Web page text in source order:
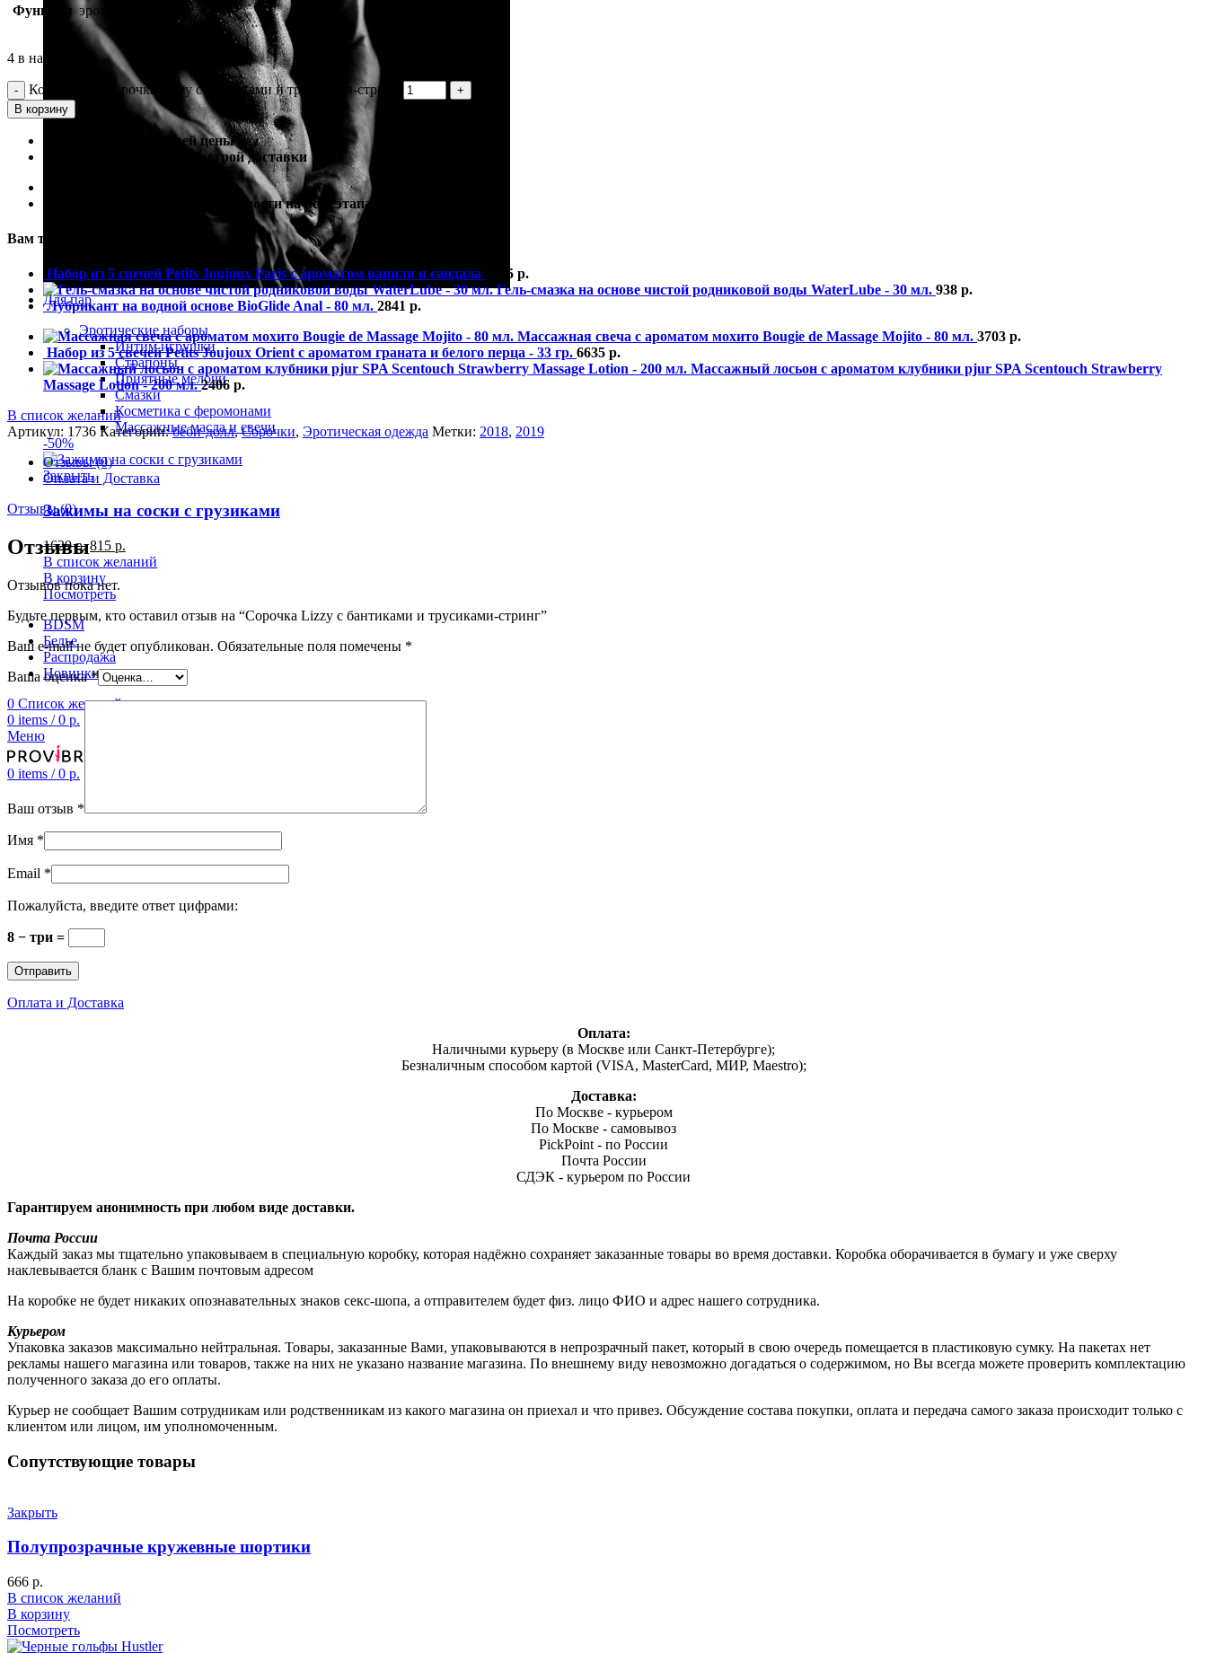
Для пар
Эротические наборы
Интим игрушки
Страпоны
Приятные мелочи
Смазки
Косметика с феромонами
Массажные масла и свечи
-50%
Закрыть
Зажимы на соски с грузиками
1629р. 815 р.
В список желаний
В корзину
Посмотреть
BDSM
Белье
Распродажа
Новинки
0 Список желаний
0 items / 0 р.
Меню
0 items / 0 р.
Функция эротичная одежда
4 в наличии
Количество Сорочка Lizzy с бантиками и трусиками-стринг
В корзину
100% гарантия лучшей цены
100% гарантия самой быстрой доставки
100% гарантия полной анонимности на всех этапах
Вам также могут понадобиться
Набор из 5 свечей Petits Joujoux Paris с ароматом ванили и сандала 6635 р.
Гель-смазка на основе чистой родниковой воды WaterLube - 30 мл. 938 р.
Лубрикант на водной основе BioGlide Anal - 80 мл. 2841 р.
Массажная свеча с ароматом мохито Bougie de Massage Mojito - 80 мл. 3703 р.
Набор из 5 свечей Petits Joujoux Orient с ароматом граната и белого перца - 33 гр. 6635 р.
Массажный лосьон с ароматом клубники pjur SPA Scentouch Strawberry
Massage Lotion - 200 мл.2406 р.
В список желаний
Артикул: 1736 Категории:беби-долл, Сорочки, Эротическая одежда Метки: 2018, 2019
Отзывы (0)
Оплата и Доставка
Отзывы (0)
Отзывы
Отзывов пока нет.
Будьте первым, кто оставил отзыв на “Сорочка Lizzy с бантиками и трусиками-стринг”
Ваш e-mail не будет опубликован. Обязательные поля помечены *
Ваша оценка*
Ваш отзыв *
Имя *
Email *
Пожалуйста, введите ответ цифрами:
8 − три =
Оплата и Доставка
Оплата:
Наличными курьеру (в Москве или Санкт-Петербурге);
Безналичным способом картой (VISA, MasterCard, МИР, Maestro);
Доставка:
По Москве - курьером
По Москве - самовывоз
PickPoint - по России
Почта России
СДЭК - курьером по России
Гарантируем анонимность при любом виде доставки.
Почта России
Каждый заказ мы тщательно упаковываем в специальную коробку, которая надёжно сохраняет заказанные товары во время доставки. Коробка оборачивается в бумагу и уже сверху
наклевывается бланк с Вашим почтовым адресом
На коробке не будет никаких опознавательных знаков секс-шопа, а отправителем будет физ. лицо ФИО и адрес нашего сотрудника.
Курьером
Упаковка заказов максимально нейтральная. Товары, заказанные Вами, упаковываются в непрозрачный пакет, который в свою очередь помещается в пластиковую сумку. На пакетах нет
рекламы нашего магазина или товаров, также на них не указано название магазина. По внешнему виду невозможно догадаться о содержимом, но Вы всегда можете проверить комплектацию
полученного заказа до его оплаты.
Курьер не сообщает Вашим сотрудникам или родственникам из какого магазина он приехал и что привез. Обсуждение состава покупки, оплата и передача самого заказа происходит только с
клиентом или лицом, им уполномоченным.
Сопутствующие товары
Закрыть
Полупрозрачные кружевные шортики
666 р.
В список желаний
В корзину
Посмотреть